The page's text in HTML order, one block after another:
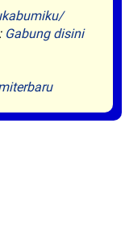
Gabung disini